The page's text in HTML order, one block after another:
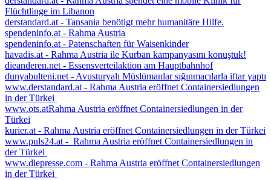
Flüchtlinge im Libanon
derstandard.at - Tansania benötigt mehr humanitäre Hilfe.
spendeninfo.at - Rahma Austria
spendeninfo.at - Patenschaften für Waisenkinder
havadis.at - Rahma Austria ile Kurban kampanyasını konuştuk!
dieanderen.net - Essensverteilaktion am Hauptbahnhof
dunyabulteni.net - Avusturyalı Müslümanlar sığınmacılarla iftar yaptı
www.derstandard.at - Rahma Austria eröffnet Containersiedlungen
in der Türkei
www.ots.atRahma Austria eröffnet Containersiedlungen in der
Türkei
kurier.at - Rahma Austria eröffnet Containersiedlungen in der Türkei
www.puls24.at - Rahma Austria eröffnet Containersiedlungen in
der Türkei
www.diepresse.com - Rahma Austria eröffnet Containersiedlungen
in der Türkei